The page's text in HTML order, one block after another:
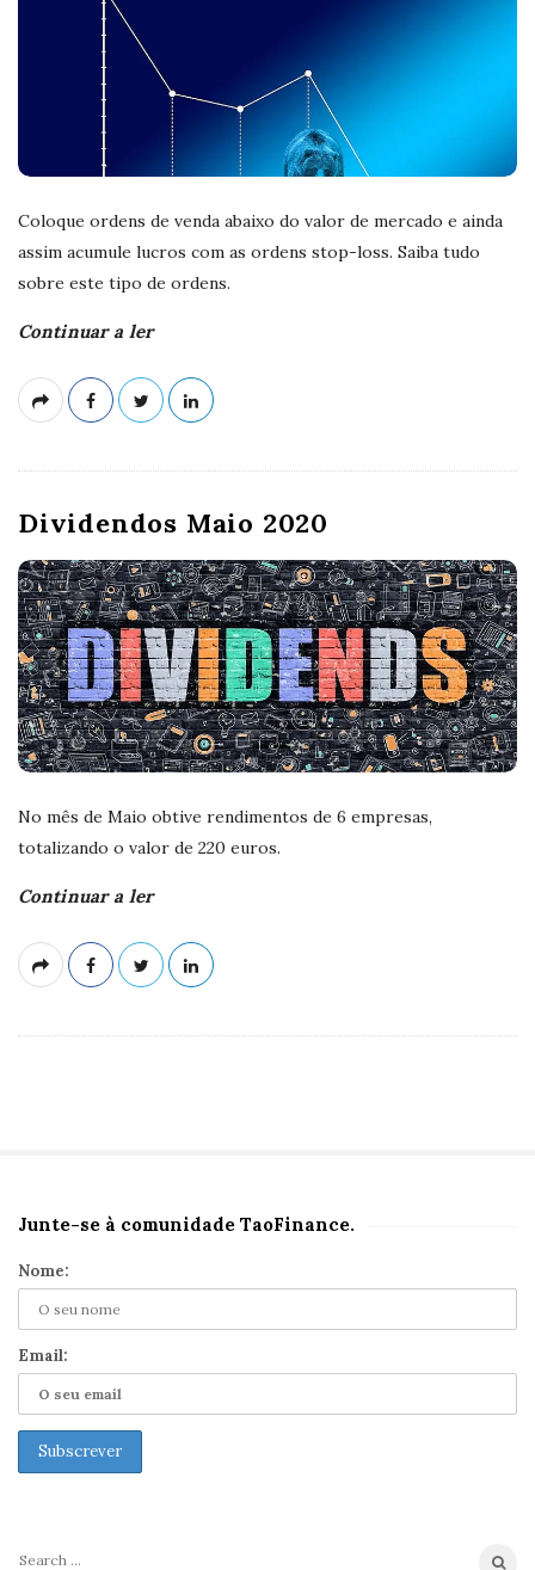
Coloque ordens de venda abaixo do valor de mercado e ainda
assim acumule lucros com as ordens stop-loss. Saiba tudo
sobre este tipo de ordens.
Continuar a ler
Dividendos Maio 2020
No mês de Maio obtive rendimentos de 6 empresas,
totalizando o valor de 220 euros.
Continuar a ler
S
i
t
e
S
d
r
Junte-se à comunidade TaoFinance.
Nome:
Email: